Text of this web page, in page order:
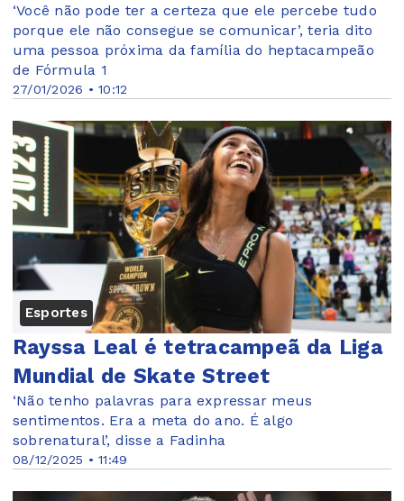
27/01/2026 • 10:12
‘Você não pode ter a certeza que ele percebe tudo
porque ele não consegue se comunicar’, teria dito
uma pessoa próxima da família do heptacampeão
de Fórmula 1
Esportes
08/12/2025 • 11:49
Rayssa Leal é tetracampeã da Liga
Mundial de Skate Street
‘Não tenho palavras para expressar meus
sentimentos. Era a meta do ano. É algo
sobrenatural’, disse a Fadinha